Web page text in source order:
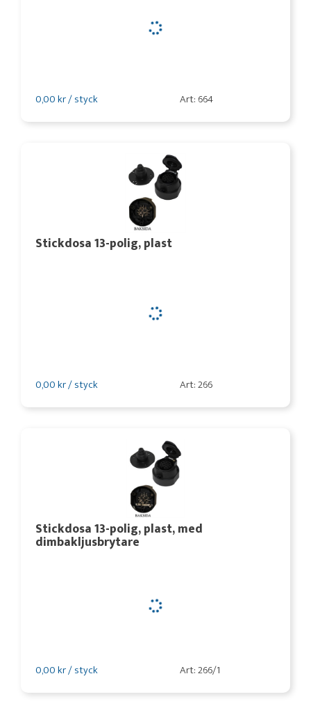
0,00 kr / styck Art: 664
Stickdosa 13-polig, plast
0,00 kr / styck Art: 266
Stickdosa 13-polig, plast, med
dimbakljusbrytare
0,00 kr / styck Art: 266/1